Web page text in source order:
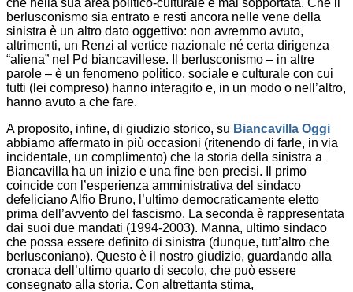
berlusconismo sia entrato e resti ancora nelle vene della
sinistra è un altro dato oggettivo: non avremmo avuto,
altrimenti, un Renzi al vertice nazionale né certa dirigenza
“aliena” nel Pd biancavillese. Il berlusconismo – in altre
parole – è un fenomeno politico, sociale e culturale con cui
tutti (lei compreso) hanno interagito e, in un modo o nell’altro,
hanno avuto a che fare.
A proposito, infine, di giudizio storico, su Biancavilla Oggi
abbiamo affermato in più occasioni (ritenendo di farle, in via
incidentale, un complimento) che la storia della sinistra a
Biancavilla ha un inizio e una fine ben precisi. Il primo
coincide con l’esperienza amministrativa del sindaco
defeliciano Alfio Bruno, l’ultimo democraticamente eletto
prima dell’avvento del fascismo. La seconda è rappresentata
dai suoi due mandati (1994-2003). Manna, ultimo sindaco
che possa essere definito di sinistra (dunque, tutt’altro che
berlusconiano). Questo è il nostro giudizio, guardando alla
cronaca dell’ultimo quarto di secolo, che può essere
consegnato alla storia. Con altrettanta stima,